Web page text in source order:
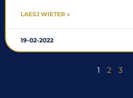
LAESJ WIETER »
19-02-2022
1 2 3